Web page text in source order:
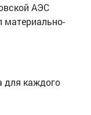
АЭС
материально-
для каждого